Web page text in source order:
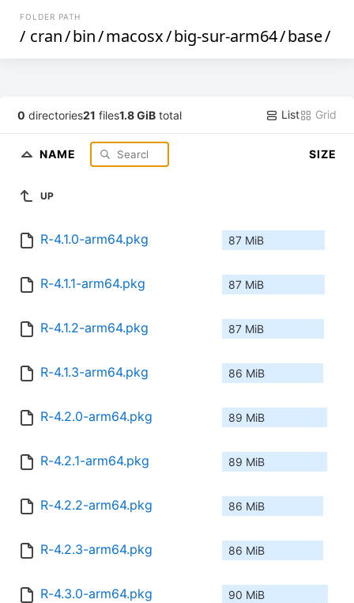
FOLDER PATH
/ cran/bin/macosx/big-sur-arm64/base/
0 directories21 files1.8 GiB total List Grid
NAME SIZE
UP
R-4.1.0-arm64.pkg 87 MiB
R-4.1.1-arm64.pkg 87 MiB
R-4.1.2-arm64.pkg 87 MiB
R-4.1.3-arm64.pkg 86 MiB
R-4.2.0-arm64.pkg 89 MiB
R-4.2.1-arm64.pkg 89 MiB
R-4.2.2-arm64.pkg 86 MiB
R-4.2.3-arm64.pkg 86 MiB
R-4.3.0-arm64.pkg 90 MiB